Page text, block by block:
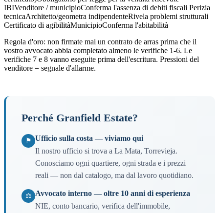
IBIVenditore / municipioConferma l'assenza di debiti fiscali Perizia
tecnicaArchitetto/geometra indipendenteRivela problemi strutturali
Certificato di agibilitàMunicipioConferma l'abitabilità
Regola d'oro: non firmate mai un contrato de arras prima che il
vostro avvocato abbia completato almeno le verifiche 1-6. Le
verifiche 7 e 8 vanno eseguite prima dell'escritura. Pressioni del
venditore = segnale d'allarme.
Perché Granfield Estate?
⚑ Ufficio sulla costa — viviamo qui
Il nostro ufficio si trova a La Mata, Torrevieja.
Conosciamo ogni quartiere, ogni strada e i prezzi
reali — non dal catalogo, ma dal lavoro quotidiano.
⚖ Avvocato interno — oltre 10 anni di esperienza
NIE, conto bancario, verifica dell'immobile,